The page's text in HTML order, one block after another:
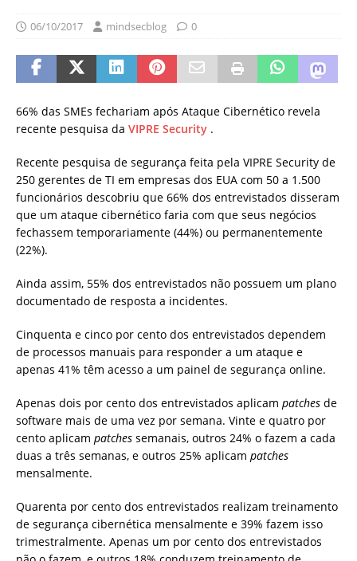
06/10/2017 mindsecblog 0
66% das SMEs fechariam após Ataque Cibernético revela
recente pesquisa da VIPRE Security .
Recente pesquisa de segurança feita pela VIPRE Security de
250 gerentes de TI em empresas dos EUA com 50 a 1.500
funcionários descobriu que 66% dos entrevistados disseram
que um ataque cibernético faria com que seus negócios
fechassem temporariamente (44%) ou permanentemente
(22%).
Ainda assim, 55% dos entrevistados não possuem um plano
documentado de resposta a incidentes.
Cinquenta e cinco por cento dos entrevistados dependem
de processos manuais para responder a um ataque e
apenas 41% têm acesso a um painel de segurança online.
Apenas dois por cento dos entrevistados aplicam patches de
software mais de uma vez por semana. Vinte e quatro por
cento aplicam patches semanais, outros 24% o fazem a cada
duas a três semanas, e outros 25% aplicam patches
mensalmente.
Quarenta por cento dos entrevistados realizam treinamento
de segurança cibernética mensalmente e 39% fazem isso
trimestralmente. Apenas um por cento dos entrevistados